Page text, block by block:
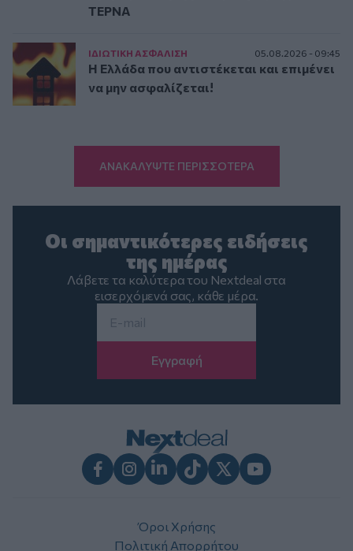
ΤΕΡΝΑ
ΙΔΙΩΤΙΚΗ ΑΣΦAΛΙΣΗ 05.08.2026 - 09:45
Η Ελλάδα που αντιστέκεται και επιμένει
να μην ασφαλίζεται!
ΑΝΑΚΑΛΥΨΤΕ ΠΕΡΙΣΣΟΤΕΡΑ
Οι σημαντικότερες ειδήσεις
της ημέρας
Λάβετε τα καλύτερα του Nextdeal στα
εισερχόμενά σας, κάθε μέρα.
Όροι Χρήσης
Πολιτική Απορρήτου